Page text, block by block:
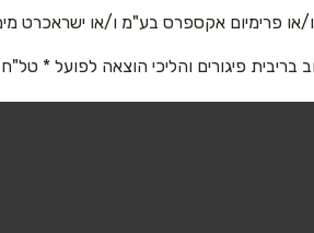
פרימיום אקספרס בע"מ ו/או ישראכרט
בריבית פיגורים והליכי הוצאה לפועל * טל"ח